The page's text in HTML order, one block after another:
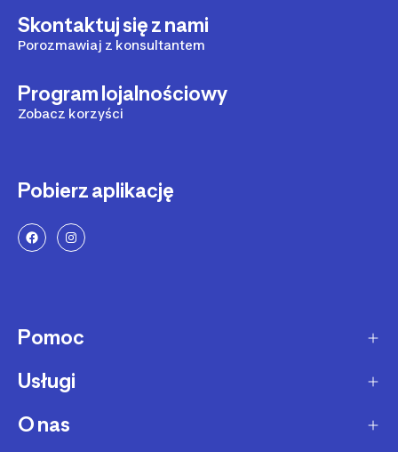
Skontaktuj się z nami
Porozmawiaj z konsultantem
Program lojalnościowy
Zobacz korzyści
Pobierz aplikację
Pomoc
Sposoby dostawy
Dostawa ekspresowa
Usługi
Zakupy na raty
O nas